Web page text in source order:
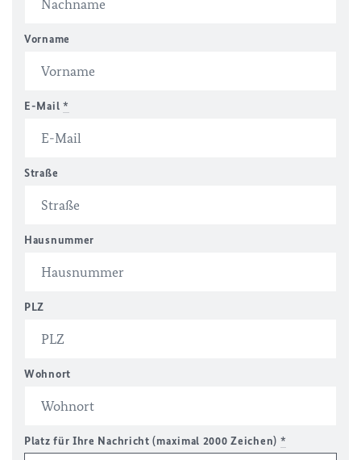
Vorname
E-Mail *
Straße
Hausnummer
PLZ
Wohnort
Platz für Ihre Nachricht (maximal 2000 Zeichen) *